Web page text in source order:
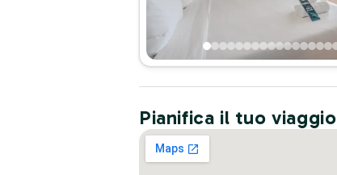
Pianifica il tuo viaggio